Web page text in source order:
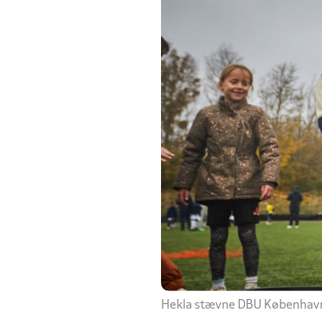
Hekla stævne DBU